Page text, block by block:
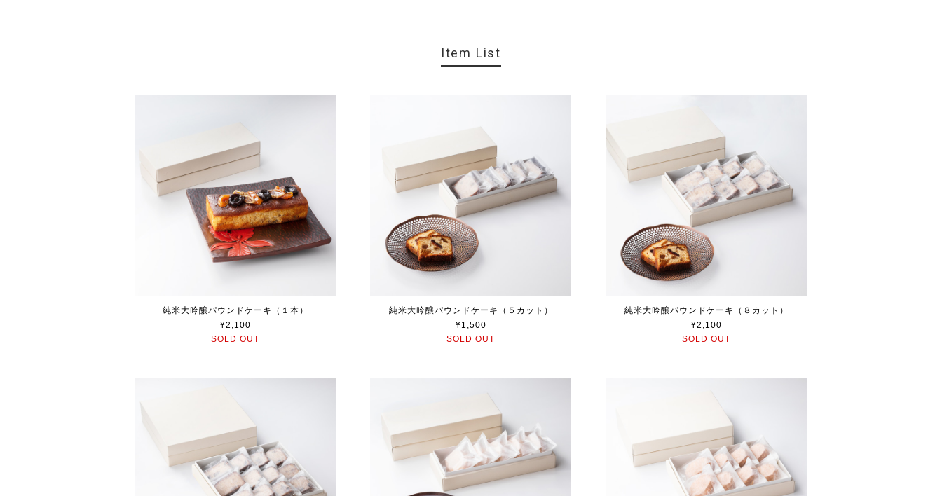
Item List
純米大吟醸パウンドケーキ（１本）
¥2,100
SOLD OUT
純米大吟醸パウンドケーキ（５カット）
¥1,500
SOLD OUT
純米大吟醸パウンドケーキ（８カット）
¥2,100
SOLD OUT